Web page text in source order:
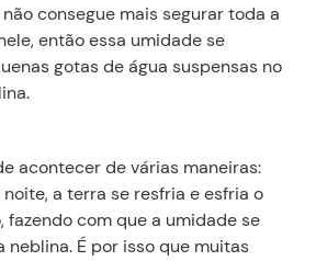
consegue mais segurar toda a
então essa umidade se
gotas de água suspensas no
acontecer de várias maneiras:
a terra se resfria e esfria o
fazendo com que a umidade se
neblina. É por isso que muitas